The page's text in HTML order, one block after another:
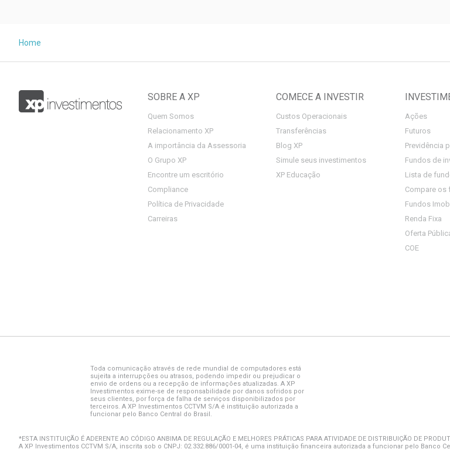
Home
SOBRE A XP
Quem Somos
Relacionamento XP
A importância da Assessoria
O Grupo XP
Encontre um escritório
Compliance
Política de Privacidade
Carreiras
COMECE A INVESTIR
Custos Operacionais
Transferências
Blog XP
Simule seus investimentos
XP Educação
Ações
Futuros
Previdência
Fundos de
Lista de
Compare os
Fundos
Renda Fixa
Oferta
COE
Toda comunicação através de rede mundial de computadores está
sujeita a interrupções ou atrasos, podendo impedir ou prejudicar o
envio de ordens ou a recepção de informações atualizadas. A XP
Investimentos exime-se de responsabilidade por danos sofridos por
seus clientes, por força de falha de serviços disponibilizados por
terceiros. A XP Investimentos CCTVM S/A é instituição autorizada a
funcionar pelo Banco Central do Brasil.
*ESTA INSTITUIÇÃO É ADERENTE AO CÓDIGO ANBIMA DE REGULAÇÃO E MELHORES PRÁTICAS PARA ATIVIDADE DE DISTRIBUIÇÃO DE
A XP Investimentos CCTVM S/A, inscrita sob o CNPJ: 02.332.886/0001-04, é uma instituição financeira autorizada a funcionar pelo Banco